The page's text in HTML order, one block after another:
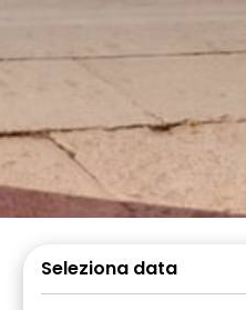
Seleziona data